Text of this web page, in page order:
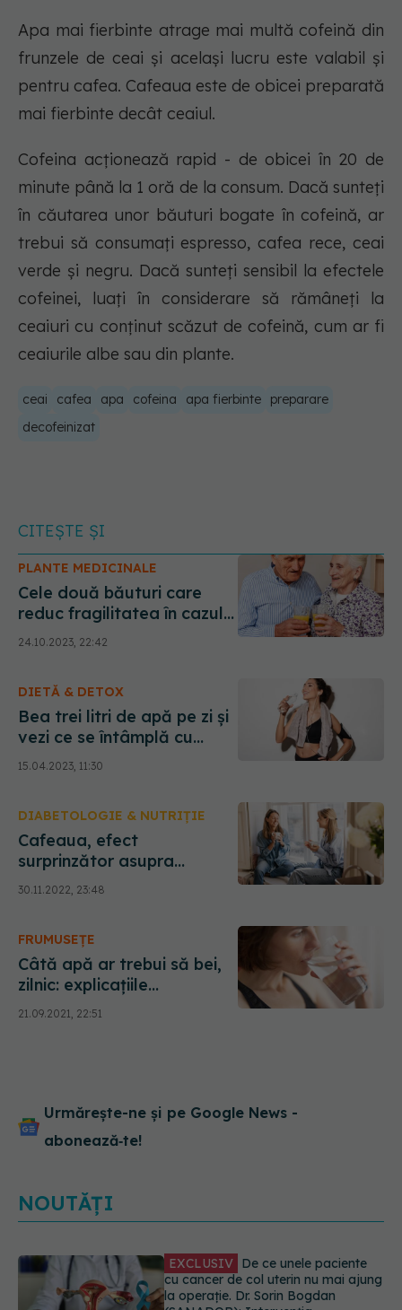
Apa mai fierbinte atrage mai multă cofeină din
frunzele de ceai și același lucru este valabil și
pentru cafea. Cafeaua este de obicei preparată
mai fierbinte decât ceaiul.
Cofeina acționează rapid - de obicei în 20 de
minute până la 1 oră de la consum. Dacă sunteți
în căutarea unor băuturi bogate în cofeină, ar
trebui să consumați espresso, cafea rece, ceai
verde și negru. Dacă sunteți sensibil la efectele
cofeinei, luați în considerare să rămâneți la
ceaiuri cu conținut scăzut de cofeină, cum ar fi
ceaiurile albe sau din plante.
ceai cafea apa cofeina apa fierbinte
preparare
decofeinizat
CITEȘTE ȘI
PLANTE MEDICINALE
Cele două băuturi care
reduc fragilitatea în cazul
vârstnicilor, antidot pentru
vârsta de aur. Pot fi
24.10.2023, 22:42
DIETĂ & DETOX
Bea trei litri de apă pe zi și
vezi ce se întâmplă cu
organismul tău. Efectul e
15.04.2023, 11:30
DIABETOLOGIE & NUTRIȚIE
Cafeaua, efect
surprinzător asupra
diabetului. Ce se întâmplă
dacă beți mai mult de 3 trei
30.11.2022, 23:48
FRUMUSEȚE
Câtă apă ar trebui să bei,
zilnic: explicațiile
specialiștilor
21.09.2021, 22:51
Urmărește-ne și pe Google News -
abonează‑te!
NOUTĂȚI
Alertă în Europa după un nou caz
de hantavirus Anzi, singura tulpină
care se transmite de la om la om